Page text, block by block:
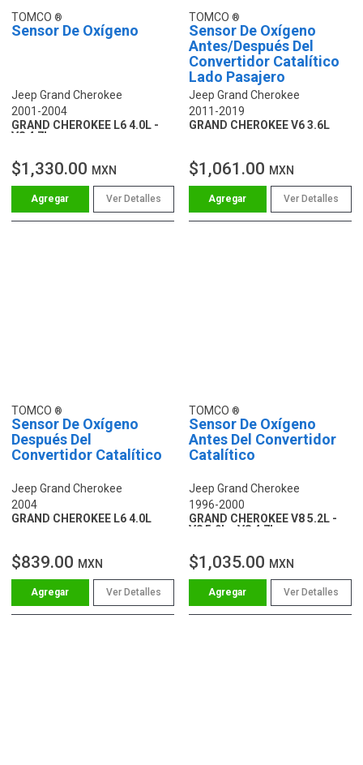
TOMCO
Sensor De Oxígeno
Jeep Grand Cherokee
2001-2004
GRAND CHEROKEE L6 4.0L -
V8 4.7L
$1,330.00 MXN
Ver Detalles
TOMCO
Sensor De Oxígeno
Antes/Después Del
Convertidor Catalítico
Lado Pasajero
Jeep Grand Cherokee
2011-2019
GRAND CHEROKEE V6 3.6L
$1,061.00 MXN
Ver Detalles
TOMCO
Sensor De Oxígeno
Después Del
Convertidor Catalítico
Jeep Grand Cherokee
2004
GRAND CHEROKEE L6 4.0L
$839.00 MXN
Ver Detalles
TOMCO
Sensor De Oxígeno
Antes Del Convertidor
Catalítico
Jeep Grand Cherokee
1996-2000
GRAND CHEROKEE V8 5.2L -
V8 5.9L - V8 4.7L
$1,035.00 MXN
Ver Detalles